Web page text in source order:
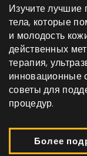
Изучите лучшие
тела, которые
и молодость
действенных
терапия,
инновационные
советы для
процедур.
Более